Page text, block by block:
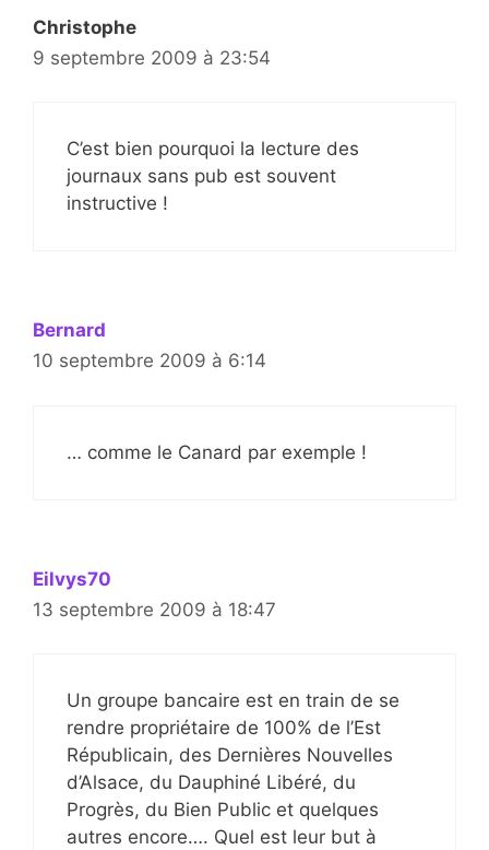
Christophe
9 septembre 2009 à 23:54
C’est bien pourquoi la lecture des
journaux sans pub est souvent
instructive !
Bernard
10 septembre 2009 à 6:14
… comme le Canard par exemple !
Eilvys70
13 septembre 2009 à 18:47
Un groupe bancaire est en train de se
rendre propriétaire de 100% de l’Est
Républicain, des Dernières Nouvelles
d’Alsace, du Dauphiné Libéré, du
Progrès, du Bien Public et quelques
autres encore…. Quel est leur but à